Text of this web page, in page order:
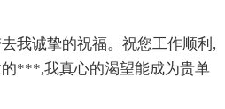
我诚挚的祝福。祝您工作顺利,
***,我真心的渴望能成为贵单